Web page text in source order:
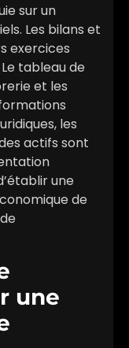
sur un
Les bilans et
exercices
tableau de
et les
les
actifs sont
une
de
une